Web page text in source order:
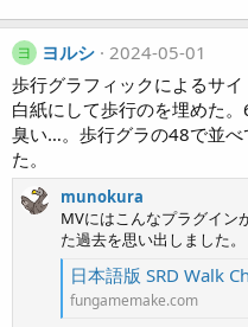
ヨ ヨルシ 2024-05-01
歩行グラフィックによるサ
白紙にして歩行のを埋めた
臭い…。歩行グラの48で並
た。
munokura
MVにはこんなプラグイン
た過去を思い出しました。
日本語版 SRD Walk Character Battlers プラグイン
fungamemake.com